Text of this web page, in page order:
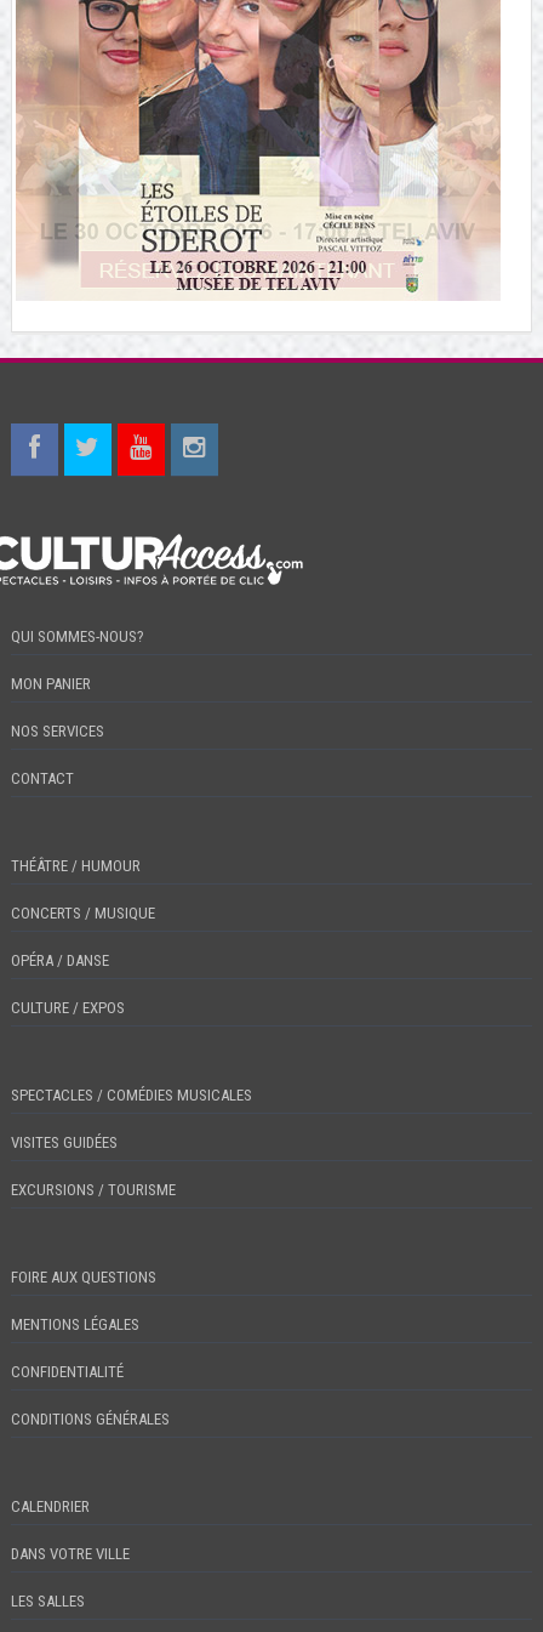
QUI SOMMES-NOUS?
MON PANIER
NOS SERVICES
CONTACT
THÉÂTRE / HUMOUR
CONCERTS / MUSIQUE
OPÉRA / DANSE
CULTURE / EXPOS
SPECTACLES / COMÉDIES MUSICALES
VISITES GUIDÉES
EXCURSIONS / TOURISME
FOIRE AUX QUESTIONS
MENTIONS LÉGALES
CONFIDENTIALITÉ
CONDITIONS GÉNÉRALES
CALENDRIER
DANS VOTRE VILLE
LES SALLES